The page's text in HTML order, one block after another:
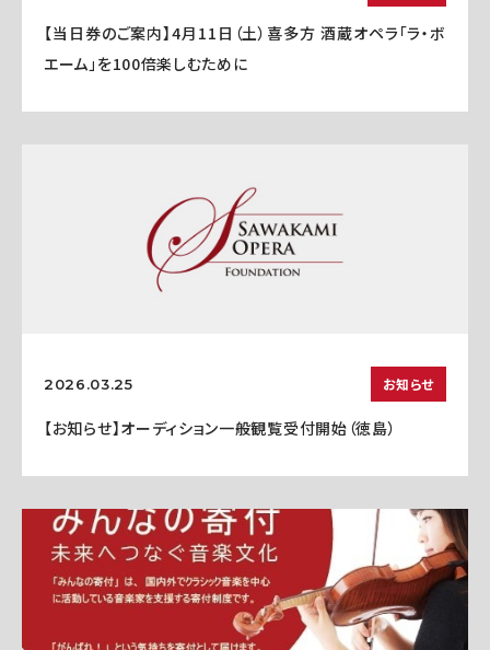
【当日券のご案内】4月11日（土）喜多方 酒蔵オペラ「ラ・ボ
エーム」を100倍楽しむために
2026.03.25 お知らせ
【お知らせ】オーディション一般観覧受付開始（徳島）